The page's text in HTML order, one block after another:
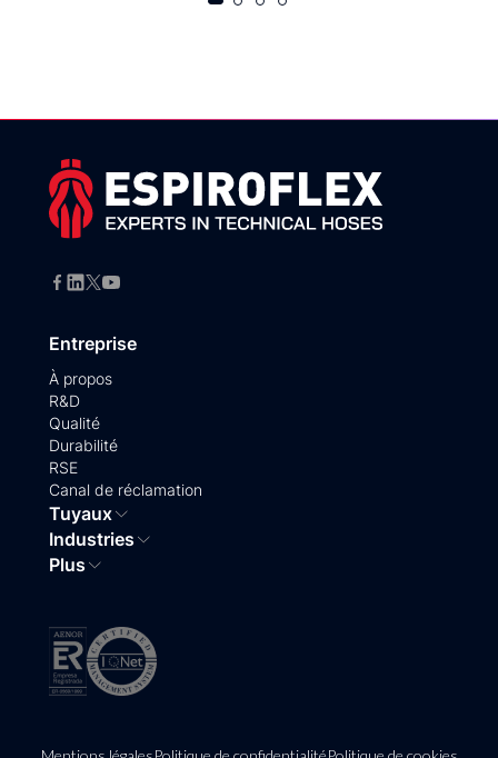
Entreprise
À propos
R&D
Qualité
Durabilité
RSE
Canal de réclamation
Tuyaux
Industries
Plus